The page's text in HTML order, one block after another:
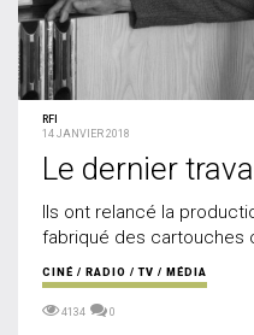
RFI
14 JANVIER 2018
Le dernier
Ils ont relancé la
fabriqué des cartouches
CINÉ / RADIO / TV / MÉDIA
4134 0